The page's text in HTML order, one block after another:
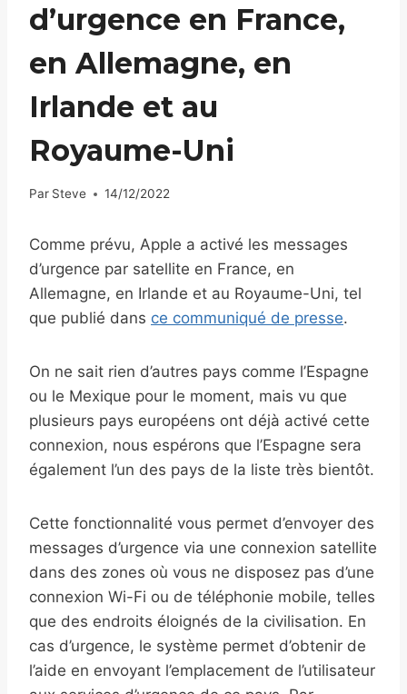
d’urgence en France,
en Allemagne, en
Irlande et au
Royaume-Uni
Par Steve 14/12/2022
Comme prévu, Apple a activé les messages
d’urgence par satellite en France, en
Allemagne, en Irlande et au Royaume-Uni, tel
que publié dans ce communiqué de presse.
On ne sait rien d’autres pays comme l’Espagne
ou le Mexique pour le moment, mais vu que
plusieurs pays européens ont déjà activé cette
connexion, nous espérons que l’Espagne sera
également l’un des pays de la liste très bientôt.
Cette fonctionnalité vous permet d’envoyer des
messages d’urgence via une connexion satellite
dans des zones où vous ne disposez pas d’une
connexion Wi-Fi ou de téléphonie mobile, telles
que des endroits éloignés de la civilisation. En
cas d’urgence, le système permet d’obtenir de
l’aide en envoyant l’emplacement de l’utilisateur